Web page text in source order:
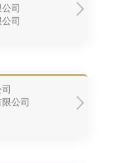
司
司
公司